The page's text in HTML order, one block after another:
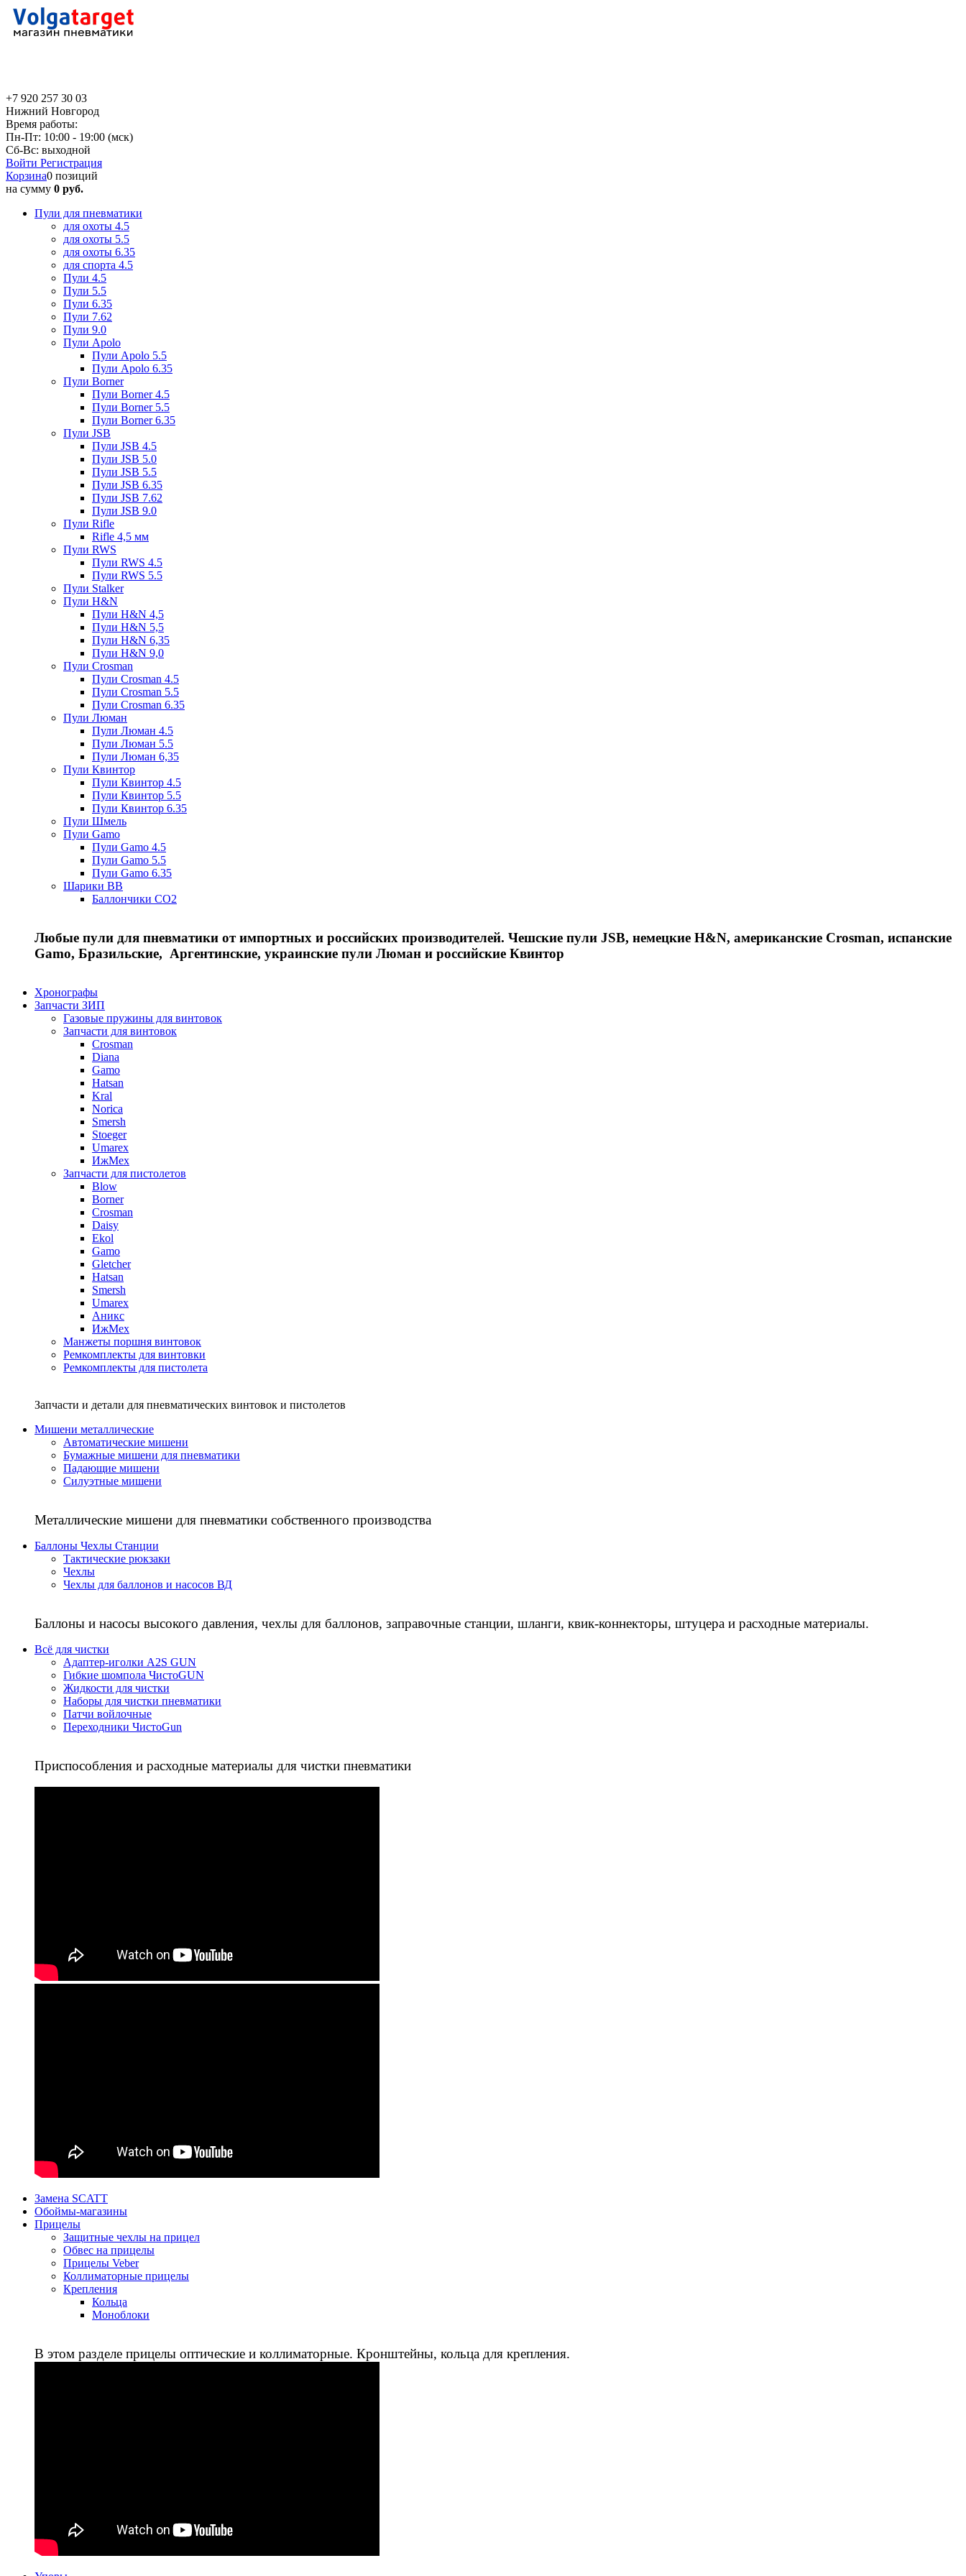
+7 920 257 30 03
Нижний Новгород
Время работы:
Пн-Пт: 10:00 - 19:00 (мск)
Сб-Вс: выходной
Войти Регистрация
Корзина0 позиций
на сумму 0 руб.
Пули для пневматики
для охоты 4.5
для охоты 5.5
для охоты 6.35
для спорта 4.5
Пули 4.5
Пули 5.5
Пули 6.35
Пули 7.62
Пули 9.0
Пули Apolo
Пули Apolo 5.5
Пули Apolo 6.35
Пули Borner
Пули Borner 4.5
Пули Borner 5.5
Пули Borner 6.35
Пули JSB
Пули JSB 4.5
Пули JSB 5.0
Пули JSB 5.5
Пули JSB 6.35
Пули JSB 7.62
Пули JSB 9.0
Пули Rifle
Rifle 4,5 мм
Пули RWS
Пули RWS 4.5
Пули RWS 5.5
Пули Stalker
Пули H&N
Пули H&N 4,5
Пули H&N 5,5
Пули H&N 6,35
Пули H&N 9,0
Пули Crosman
Пули Crosman 4.5
Пули Crosman 5.5
Пули Crosman 6.35
Пули Люман
Пули Люман 4.5
Пули Люман 5.5
Пули Люман 6,35
Пули Квинтор
Пули Квинтор 4.5
Пули Квинтор 5.5
Пули Квинтор 6.35
Пули Шмель
Пули Gamo
Пули Gamo 4.5
Пули Gamo 5.5
Пули Gamo 6.35
Шарики BB
Баллончики CO2
Любые пули для пневматики от импортных и российских производителей. Чешские пули JSB, немецкие H&N, американские Crosman, испанские
Gamo, Бразильские, Аргентинские, украинские пули Люман и российские Квинтор
Хронографы
Запчасти ЗИП
Газовые пружины для винтовок
Запчасти для винтовок
Crosman
Diana
Gamo
Hatsan
Kral
Norica
Smersh
Stoeger
Umarex
ИжМех
Запчасти для пистолетов
Blow
Borner
Crosman
Daisy
Ekol
Gamo
Gletcher
Hatsan
Smersh
Umarex
Аникс
ИжМех
Манжеты поршня винтовок
Ремкомплекты для винтовки
Ремкомплекты для пистолета
Запчасти и детали для пневматических винтовок и пистолетов
Мишени металлические
Автоматические мишени
Бумажные мишени для пневматики
Падающие мишени
Силуэтные мишени
Металлические мишени для пневматики собственного производства
Баллоны Чехлы Станции
Тактические рюкзаки
Чехлы
Чехлы для баллонов и насосов ВД
Баллоны и насосы высокого давления, чехлы для баллонов, заправочные станции, шланги, квик-коннекторы, штуцера и расходные материалы.
Всё для чистки
Адаптер-иголки A2S GUN
Гибкие шомпола ЧистоGUN
Жидкости для чистки
Наборы для чистки пневматики
Патчи войлочные
Переходники ЧистоGun
Приспособления и расходные материалы для чистки пневматики
Замена SCATT
Обоймы-магазины
Прицелы
Защитные чехлы на прицел
Обвес на прицелы
Прицелы Veber
Коллиматорные прицелы
Крепления
Кольца
Моноблоки
В этом разделе прицелы оптические и коллиматорные. Кронштейны, кольца для крепления.